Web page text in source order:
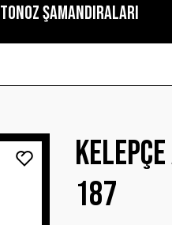
TONOZ ŞAMANDIRALARI
187